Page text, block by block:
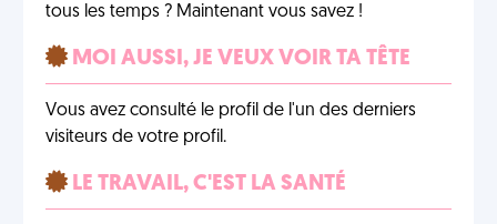
tous les temps ? Maintenant vous savez !
MOI AUSSI, JE VEUX VOIR TA TÊTE
Vous avez consulté le profil de l'un des derniers
visiteurs de votre profil.
LE TRAVAIL, C'EST LA SANTÉ